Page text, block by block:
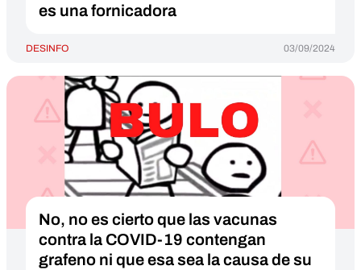
es una fornicadora
DESINFO 03/09/2024
No, no es cierto que las vacunas
contra la COVID-19 contengan
grafeno ni que esa sea la causa de su